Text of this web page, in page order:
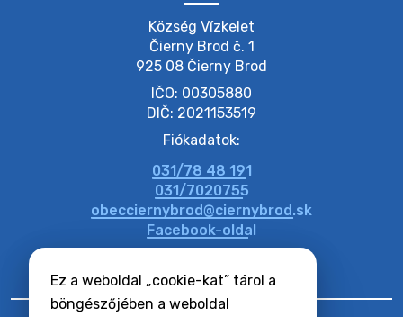
Ez a weboldal „cookie-kat” tárol a
böngészőjében a weboldal
Község Vízkelet
Čierny Brod č. 1
925 08 Čierny Brod
IČO: 00305880
DIČ: 2021153519
Fiókadatok:
031/78 48 191
031/7020755
obecciernybrod@ciernybrod.sk
Facebook-oldal